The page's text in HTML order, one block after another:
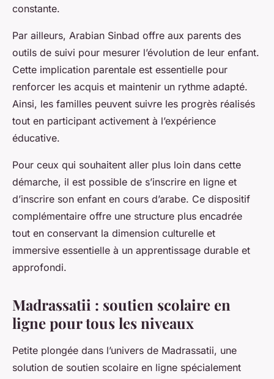
constante.
Par ailleurs, Arabian Sinbad offre aux parents des
outils de suivi pour mesurer l’évolution de leur enfant.
Cette implication parentale est essentielle pour
renforcer les acquis et maintenir un rythme adapté.
Ainsi, les familles peuvent suivre les progrès réalisés
tout en participant activement à l’expérience
éducative.
Pour ceux qui souhaitent aller plus loin dans cette
démarche, il est possible de s’inscrire en ligne et
d’inscrire son enfant en cours d’arabe. Ce dispositif
complémentaire offre une structure plus encadrée
tout en conservant la dimension culturelle et
immersive essentielle à un apprentissage durable et
approfondi.
Madrassatii : soutien scolaire en
ligne pour tous les niveaux
Petite plongée dans l’univers de Madrassatii, une
solution de soutien scolaire en ligne spécialement